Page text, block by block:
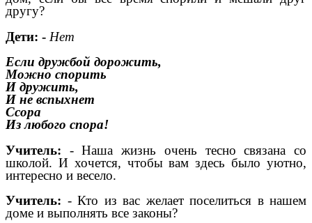
другу?
Дети: - Нет
Если дружбой дорожить,
Можно спорить
И дружить,
И не вспыхнет
Ссора
Из любого спора!
Учитель: - Наша жизнь очень тесно связана со
школой. И хочется, чтобы вам здесь было уютно,
интересно и весело.
Учитель: - Кто из вас желает поселиться в нашем
доме и выполнять все законы?